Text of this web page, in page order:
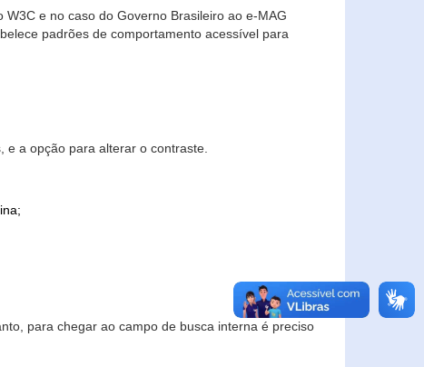
e no caso do Governo Brasileiro ao e-MAG
padrões de comportamento acessível para
e a opção para alterar o contraste.
para chegar ao campo de busca interna é preciso